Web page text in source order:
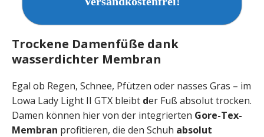
Trockene Damenfüße dank
wasserdichter Membran
Egal ob Regen, Schnee, Pfützen oder nasses Gras – im
Lowa Lady Light II GTX bleibt der Fuß absolut trocken.
Damen können hier von der integrierten Gore-Tex-
Membran profitieren, die den Schuh absolut